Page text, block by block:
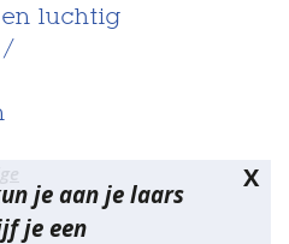
en luchtig
/
X
je aan je laars
je een